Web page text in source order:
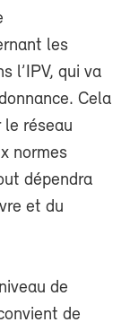
les
l’IPV, qui va
Cela
réseau
normes
dépendra
et du
de
de